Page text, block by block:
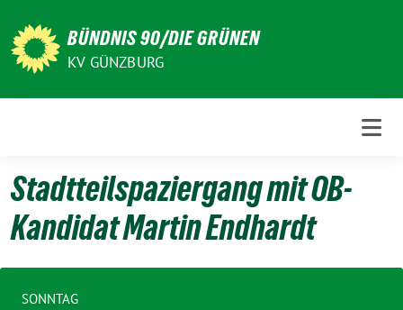
zum
Inhalt
BÜNDNIS 90/DIE GRÜNEN
KV GÜNZBURG
Stadtteilspaziergang mit OB-
Kandidat Martin Endhardt
SONNTAG